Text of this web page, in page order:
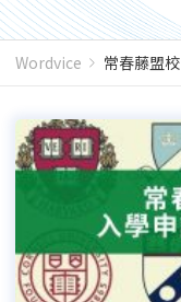
Wordvice 常春藤盟校